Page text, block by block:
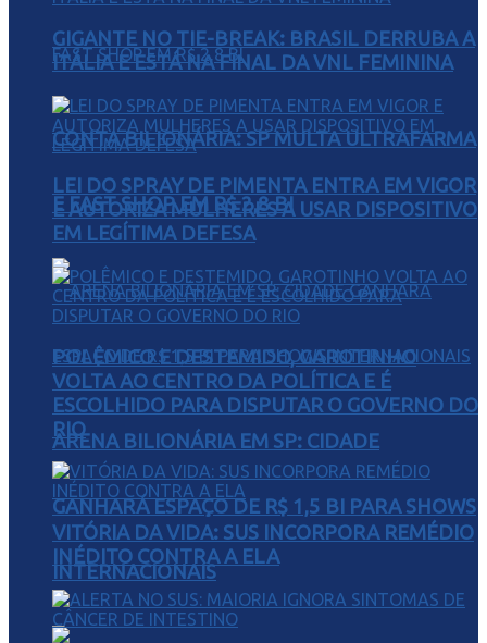
CONTA BILIONÁRIA: SP MULTA ULTRAFARMA
E FAST SHOP EM R$ 2,8 BI
ARENA BILIONÁRIA EM SP: CIDADE
GANHARÁ ESPAÇO DE R$ 1,5 BI PARA SHOWS
INTERNACIONAIS
GIGANTE NO TIE-BREAK: BRASIL DERRUBA A
ITÁLIA E ESTÁ NA FINAL DA VNL FEMININA
LEI DO SPRAY DE PIMENTA ENTRA EM VIGOR
E AUTORIZA MULHERES A USAR DISPOSITIVO
EM LEGÍTIMA DEFESA
POLÊMICO E DESTEMIDO, GAROTINHO
VOLTA AO CENTRO DA POLÍTICA E É
ESCOLHIDO PARA DISPUTAR O GOVERNO DO
RIO
VITÓRIA DA VIDA: SUS INCORPORA REMÉDIO
INÉDITO CONTRA A ELA